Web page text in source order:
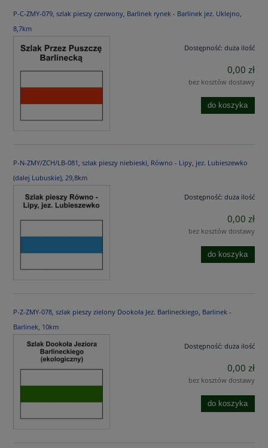
P-C-ZMY-079, szlak pieszy czerwony, Barlinek rynek - Barlinek jez. Uklejno,
8,7km
Dostępność: duża ilość
0,00 zł
bez kosztów dostawy
do koszyka
P-N-ZMY/ZCH/LB-081, szlak pieszy niebieski, Równo - Lipy, jez. Lubieszewko
(dalej Lubuskie), 29,8km
Dostępność: duża ilość
0,00 zł
bez kosztów dostawy
do koszyka
P-Z-ZMY-078, szlak pieszy zielony Dookoła Jez. Barlineckiego, Barlinek -
Barlinek, 10km
Dostępność: duża ilość
0,00 zł
bez kosztów dostawy
do koszyka